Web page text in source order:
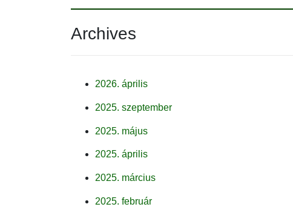
Archives
2026. április
2025. szeptember
2025. május
2025. április
2025. március
2025. február